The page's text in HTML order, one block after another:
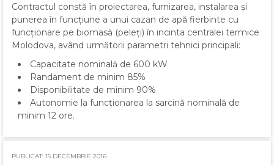
Contractul constă în proiectarea, furnizarea, instalarea și
punerea în funcțiune a unui cazan de apă fierbinte cu
funcționare pe biomasă (peleți) în incinta centralei termice
Molodova, având următorii parametri tehnici principali:
Capacitate nominală de 600 kW
Randament de minim 85%
Disponibilitate de minim 90%
Autonomie la funcționarea la sarcină nominală de
minim 12 ore.
PUBLICAT: 15 DECEMBRIE 2016